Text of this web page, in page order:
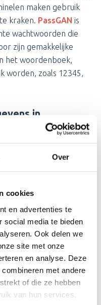
Over
cookies
en advertenties te
social media te bieden
Ook delen we
site met onze
en analyse. Deze
met andere
of die ze hebben
van hun services.
maken gebruik
kraken. PassGAN is
wachtwoorden die
zijn gemakkelijke
het woordenboek,
worden, zoals 12345,
in
gegevens,
plaatsnaam waar je
te kraken. Vermijd dit
voor
voorkomen, ook
Bij het hergebruiken
accounts, betekent
veilig zijn. Het
het dus voor een